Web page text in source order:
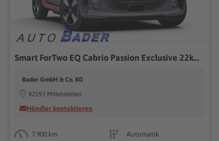
Smart ForTwo EQ Cabrio Passion Exclusive 22kW Kamera
Bader GmbH & Co. KG
82293 Mittelstetten
Händler kontaktieren
7.900 km
Automatik